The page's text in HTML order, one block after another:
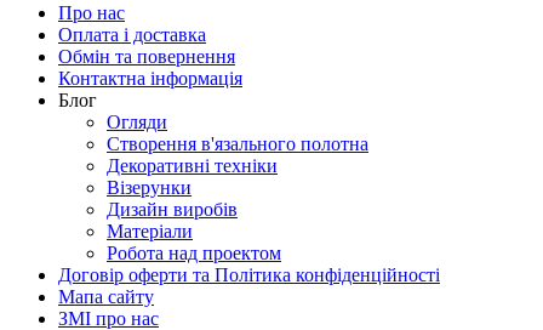
Про нас
Оплата і доставка
Обмін та повернення
Контактна інформація
Блог
Огляди
Створення в'язального полотна
Декоративні техніки
Візерунки
Дизайн виробів
Матеріали
Робота над проектом
Договір оферти та Політика конфіденційності
Мапа сайту
ЗМІ про нас